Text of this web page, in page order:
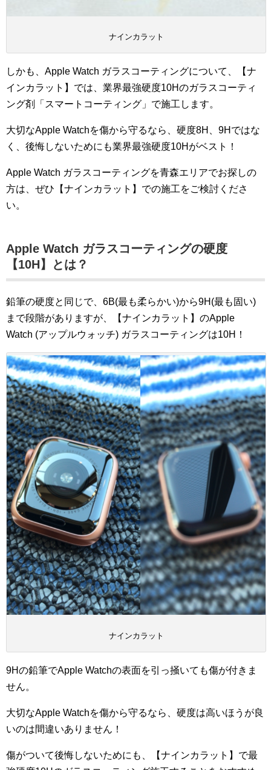
ナインカラット
しかも、Apple Watch ガラスコーティングについて、【ナ
インカラット】では、業界最強硬度10Hのガラスコーティ
ング剤「スマートコーティング」で施工します。
大切なApple Watchを傷から守るなら、硬度8H、9Hではな
く、後悔しないためにも業界最強硬度10Hがベスト！
Apple Watch ガラスコーティングを青森エリアでお探しの
方は、ぜひ【ナインカラット】での施工をご検討くださ
い。
Apple Watch ガラスコーティングの硬度
【10H】とは？
鉛筆の硬度と同じで、6B(最も柔らかい)から9H(最も固い)
まで段階がありますが、【ナインカラット】のApple
Watch (アップルウォッチ) ガラスコーティングは10H！
ナインカラット
9Hの鉛筆でApple Watchの表面を引っ掻いても傷が付きま
せん。
大切なApple Watchを傷から守るなら、硬度は高いほうが良
いのは間違いありません！
傷がついて後悔しないためにも、【ナインカラット】で最